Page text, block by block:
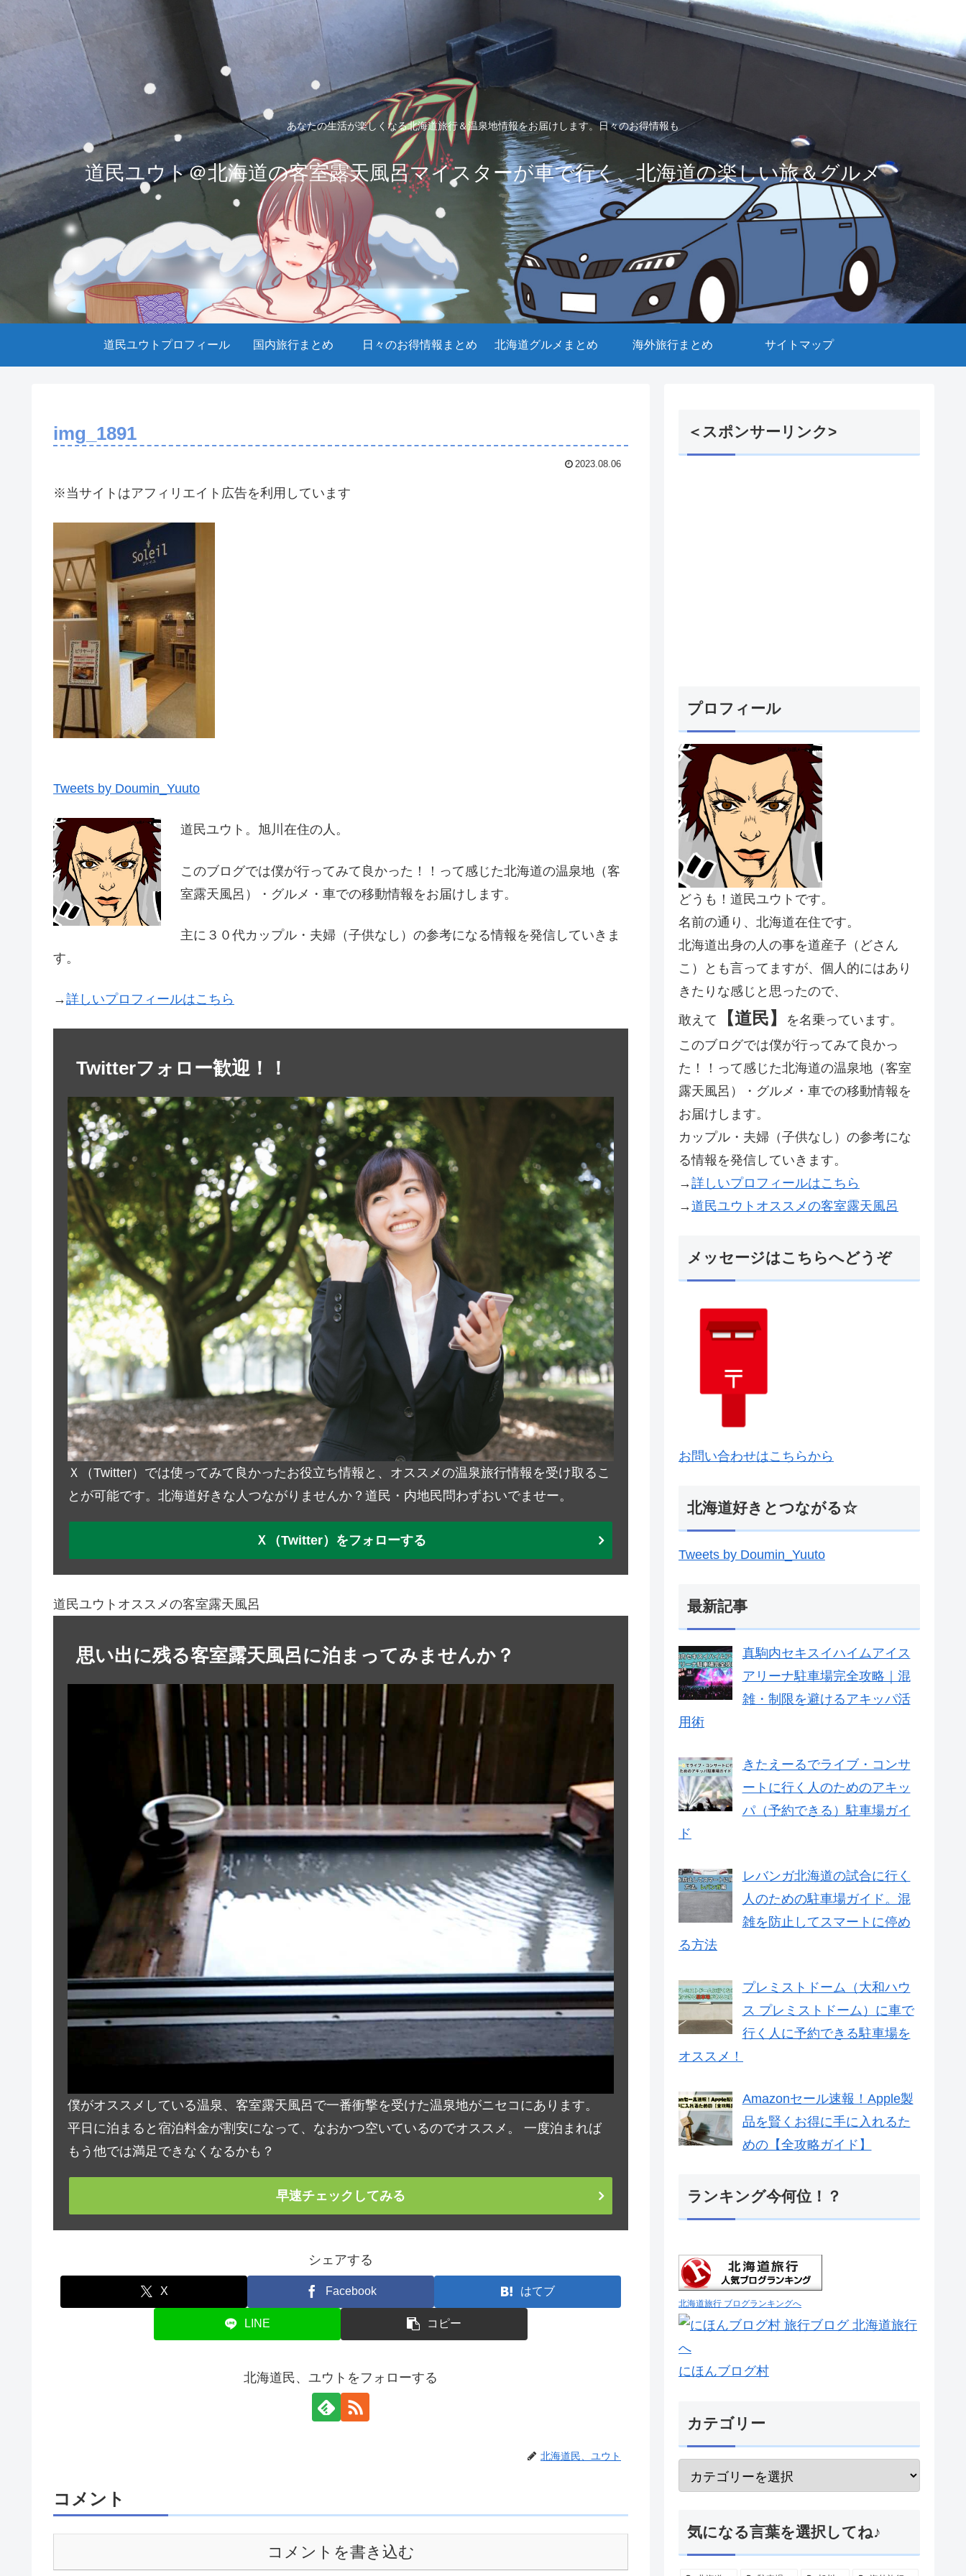
あなたの生活が楽しくなる北海道旅行＆温泉地情報をお届けします。日々のお得情報も
道民ユウト＠北海道の客室露天風呂マイスターが車で行く、北海道の楽しい旅＆グルメ
道民ユウトプロフィール 国内旅行まとめ 日々のお得情報まとめ 北海道グルメまとめ 海外旅行まとめ サイトマップ
img_1891
2023.08.06
※当サイトはアフィリエイト広告を利用しています
Tweets by Doumin_Yuuto
道民ユウト。旭川在住の人。
このブログでは僕が行ってみて良かった！！って感じた北海道の温泉地（客
室露天風呂）・グルメ・車での移動情報をお届けします。
主に３０代カップル・夫婦（子供なし）の参考になる情報を発信していきま
す。
→詳しいプロフィールはこちら
Twitterフォロー歓迎！！
Ｘ（Twitter）では使ってみて良かったお役立ち情報と、オススメの温泉旅行情報を受け取るこ
とが可能です。北海道好きな人つながりませんか？道民・内地民問わずおいでませー。
Ｘ（Twitter）をフォローする
道民ユウトオススメの客室露天風呂
思い出に残る客室露天風呂に泊まってみませんか？
僕がオススメしている温泉、客室露天風呂で一番衝撃を受けた温泉地がニセコにあります。
平日に泊まると宿泊料金が割安になって、なおかつ空いているのでオススメ。 一度泊まれば
もう他では満足できなくなるかも？
早速チェックしてみる
シェアする
X Facebook はてブ
LINE コピー
北海道民、ユウトをフォローする
北海道民、ユウト
コメント
コメントを書き込む
＜スポンサーリンク>
プロフィール
どうも！道民ユウトです。
名前の通り、北海道在住です。
北海道出身の人の事を道産子（どさん
こ）とも言ってますが、個人的にはあり
きたりな感じと思ったので、
敢えて
【道民】
を名乗っています。
このブログでは僕が行ってみて良かっ
た！！って感じた北海道の温泉地（客室
露天風呂）・グルメ・車での移動情報を
お届けします。
カップル・夫婦（子供なし）の参考にな
る情報を発信していきます。
→詳しいプロフィールはこちら
→道民ユウトオススメの客室露天風呂
メッセージはこちらへどうぞ
お問い合わせはこちらから
北海道好きとつながる☆
Tweets by Doumin_Yuuto
最新記事
真駒内セキスイハイムアイス
アリーナ駐車場完全攻略｜混
雑・制限を避けるアキッパ活
用術
きたえーるでライブ・コンサ
ートに行く人のためのアキッ
パ（予約できる）駐車場ガイ
ド
レバンガ北海道の試合に行く
人のための駐車場ガイド。混
雑を防止してスマートに停め
る方法
プレミストドーム（大和ハウ
ス プレミストドーム）に車で
行く人に予約できる駐車場を
オススメ！
Amazonセール速報！Apple製
品を賢くお得に手に入れるた
めの【全攻略ガイド】
ランキング今何位！？
北海道旅行 ブログランキングへ
にほんブログ村
カテゴリー
気になる言葉を選択してね♪